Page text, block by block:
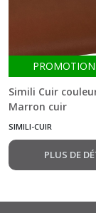
PROMOTION
Simili Cuir
Marron cuir
SIMILI-CUIR
PLUS DE